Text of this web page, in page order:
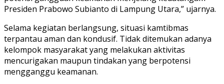
Presiden Prabowo Subianto di Lampung Utara,” ujarnya.
Selama kegiatan berlangsung, situasi kamtibmas
terpantau aman dan kondusif. Tidak ditemukan adanya
kelompok masyarakat yang melakukan aktivitas
mencurigakan maupun tindakan yang berpotensi
mengganggu keamanan.